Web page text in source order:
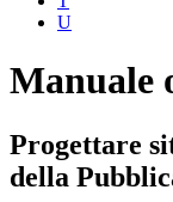
U
Manuale
Progettare
della